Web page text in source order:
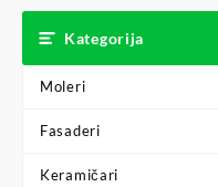
Kategorija
Moleri
Fasaderi
Keramičari